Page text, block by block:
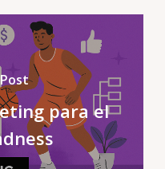
para el